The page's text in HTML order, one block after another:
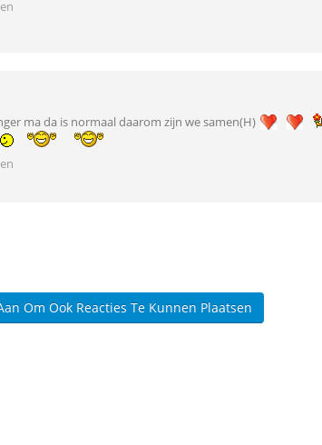
ma da is normaal daarom zijn we samen(H)
Om Ook Reacties Te Kunnen Plaatsen